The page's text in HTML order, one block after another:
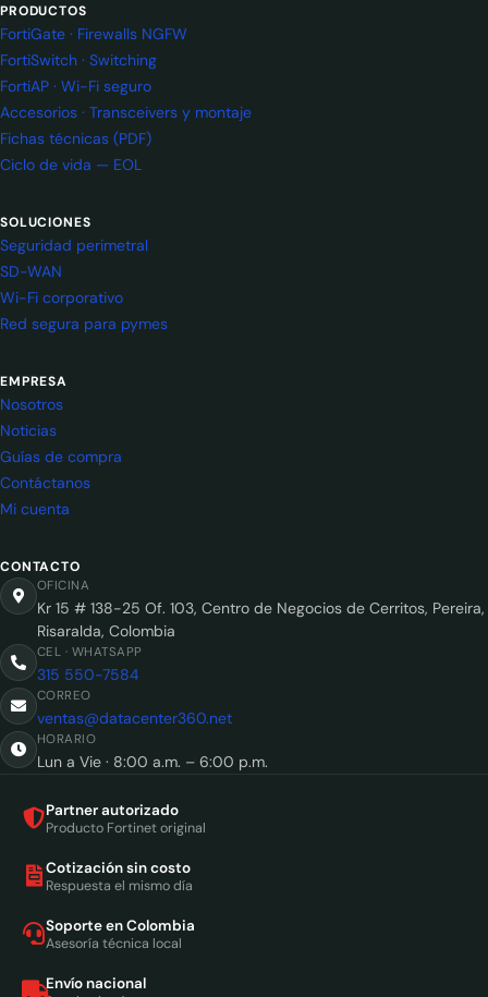
PRODUCTOS
FortiGate · Firewalls NGFW
FortiSwitch · Switching
FortiAP · Wi-Fi seguro
Accesorios · Transceivers y montaje
Fichas técnicas (PDF)
Ciclo de vida — EOL
SOLUCIONES
Seguridad perimetral
SD-WAN
Wi-Fi corporativo
Red segura para pymes
EMPRESA
Nosotros
Noticias
Guías de compra
Contáctanos
Mi cuenta
CONTACTO
OFICINA
Kr 15 # 138-25 Of. 103, Centro de Negocios de Cerritos, Pereira,
Risaralda, Colombia
CEL · WHATSAPP
315 550-7584
CORREO
ventas@datacenter360.net
HORARIO
Lun a Vie · 8:00 a.m. – 6:00 p.m.
Partner autorizado
Producto Fortinet original
Cotización sin costo
Respuesta el mismo día
Soporte en Colombia
Asesoría técnica local
Envío nacional